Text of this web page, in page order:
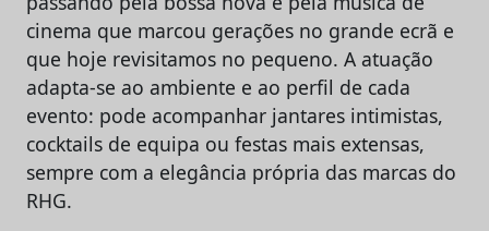
cinema que marcou gerações no grande ecrã e
que hoje revisitamos no pequeno. A atuação
adapta-se ao ambiente e ao perfil de cada
evento: pode acompanhar jantares intimistas,
cocktails de equipa ou festas mais extensas,
sempre com a elegância própria das marcas do
RHG.